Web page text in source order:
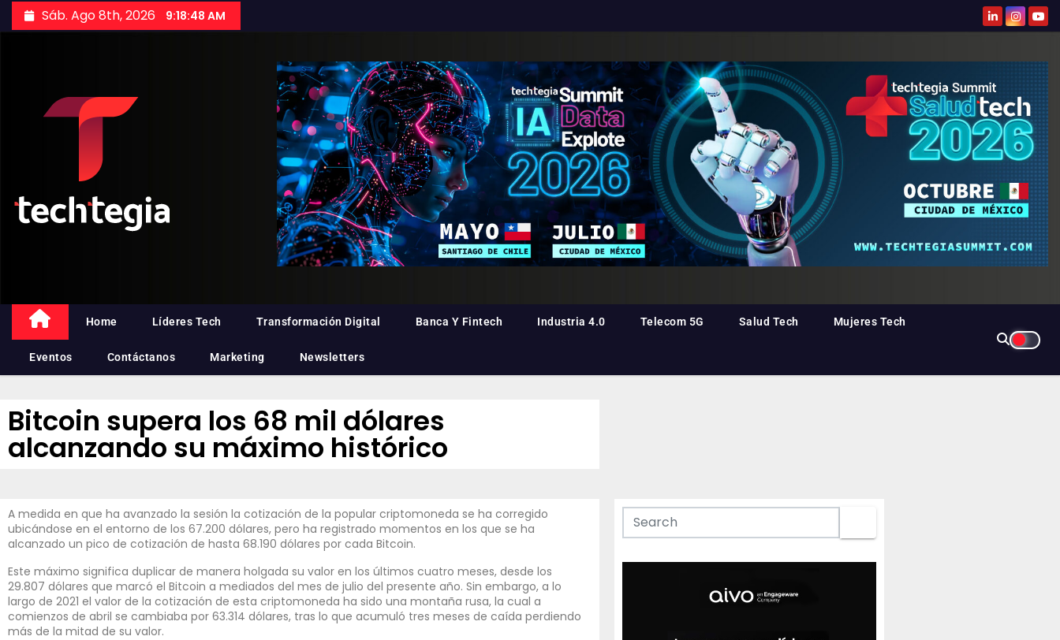
Sáb. Ago 8th, 2026 9:18:49 AM
Home Líderes Tech Transformación Digital Banca Y Fintech Industria 4.0 Telecom 5G Salud Tech Mujeres Tech
Eventos Contáctanos Marketing Newsletters
Bitcoin supera los 68 mil dólares
alcanzando su máximo histórico
A medida en que ha avanzado la sesión la cotización de la popular criptomoneda se ha corregido
ubicándose en el entorno de los 67.200 dólares, pero ha registrado momentos en los que se ha
alcanzado un pico de cotización de hasta 68.190 dólares por cada Bitcoin.
Este máximo significa duplicar de manera holgada su valor en los últimos cuatro meses, desde los
29.807 dólares que marcó el Bitcoin a mediados del mes de julio del presente año. Sin embargo, a lo
largo de 2021 el valor de la cotización de esta criptomoneda ha sido una montaña rusa, la cual a
comienzos de abril se cambiaba por 63.314 dólares, tras lo que acumuló tres meses de caída perdiendo
más de la mitad de su valor.